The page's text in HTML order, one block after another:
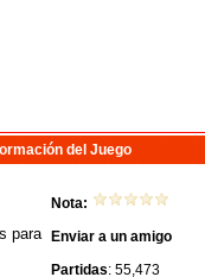
del Juego
para
Nota:
Enviar a un amigo
Partidas: 55,473